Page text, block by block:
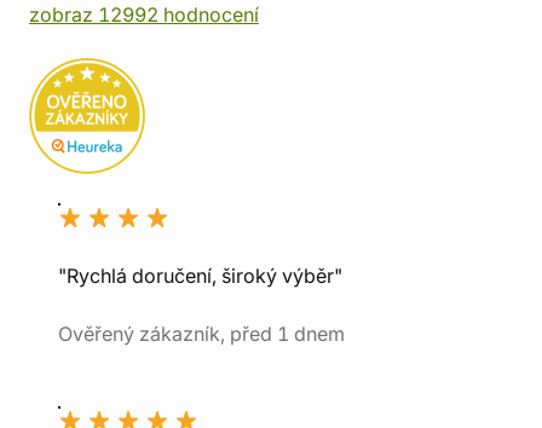
zobraz 12992 hodnocení
"Rychlá doručení, široký výběr"
Ověřený zákazník, před 1 dnem